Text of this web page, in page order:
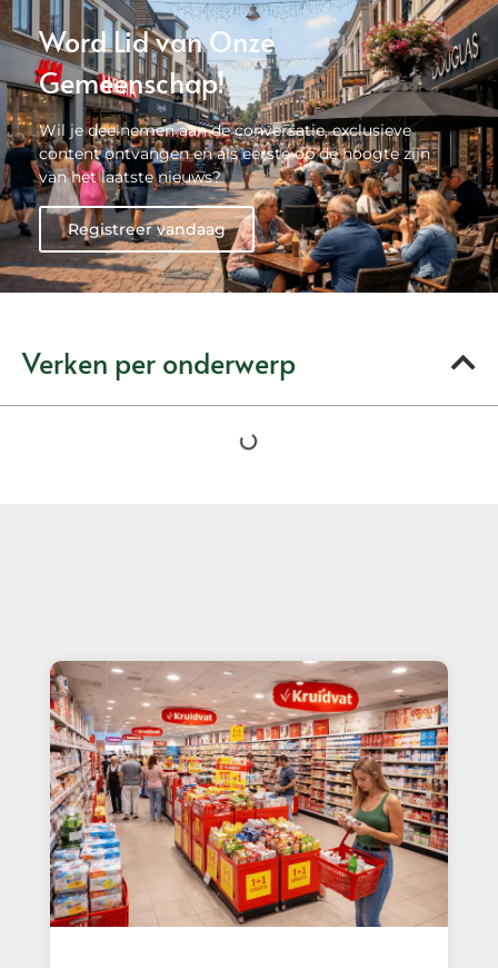
Word Lid van Onze
Gemeenschap!
Wil je deelnemen aan de conversatie, exclusieve
content ontvangen en als eerste op de hoogte zijn
van het laatste nieuws?
Registreer vandaag
Verken per onderwerp